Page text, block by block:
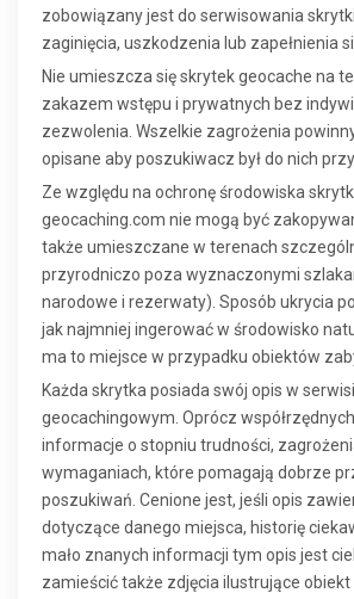
zobowiązany jest do serwisowania
zaginięcia, uszkodzenia lub zapełnienia
Nie umieszcza się skrytek geocache na
zakazem wstępu i prywatnych bez
zezwolenia. Wszelkie zagrożenia
opisane aby poszukiwacz był do nich
Ze względu na ochronę środowiska
geocaching.com nie mogą być
także umieszczane w terenach
przyrodniczo poza wyznaczonymi
narodowe i rezerwaty). Sposób ukrycia
jak najmniej ingerować w środowisko
ma to miejsce w przypadku obiektów
Każda skrytka posiada swój opis w
geocachingowym. Oprócz
informacje o stopniu trudności,
wymaganiach, które pomagają dobrze
poszukiwań. Cenione jest, jeśli opis
dotyczące danego miejsca, historię
mało znanych informacji tym opis jest
zamieścić także zdjęcia ilustrujące